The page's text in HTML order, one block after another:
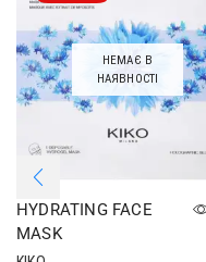
НЕМАЄ В
НАЯВНОСТІ
HYDRATING FACE
MASK